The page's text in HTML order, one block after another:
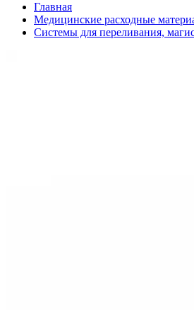
Главная
Медицинские расходные
Системы для переливания,